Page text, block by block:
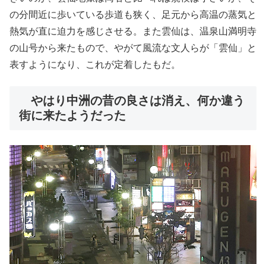
の分間近に歩いている歩道も狭く、足元から高温の蒸気と
熱気が直に迫力を感じさせる。また雲仙は、温泉山満明寺
の山号から来たもので、やがて風流な文人らが「雲仙」と
表すようになり、これが定着したもだ。
やはり中洲の昔の良さは消え、何か違う
街に来たようだった